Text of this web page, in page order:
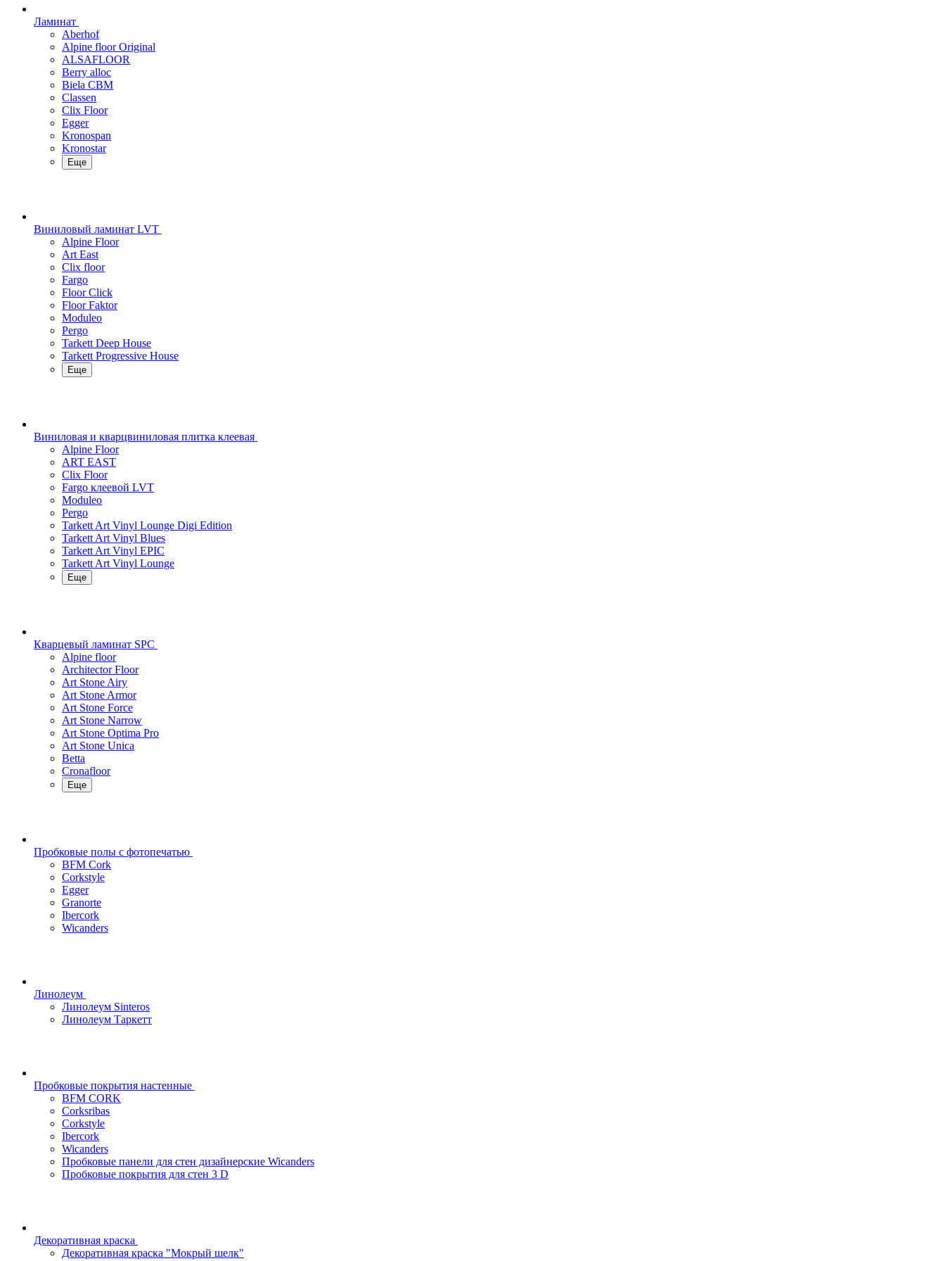
Ламинат
Aberhof
Alpine floor Original
ALSAFLOOR
Berry alloc
Biela CBM
Classen
Clix Floor
Egger
Kronospan
Kronostar
Еще
Виниловый ламинат LVT
Alpine Floor
Art East
Clix floor
Fargo
Floor Click
Floor Faktor
Moduleo
Pergo
Tarkett Deep House
Tarkett Progressive House
Еще
Виниловая и кварцвиниловая плитка клеевая
Alpine Floor
ART EAST
Clix Floor
Fargo клеевой LVT
Moduleo
Pergo
Tarkett Art Vinyl Lounge Digi Edition
Tarkett Art Vinyl Blues
Tarkett Art Vinyl EPIC
Tarkett Art Vinyl Lounge
Еще
Кварцевый ламинат SPC
Alpine floor
Architector Floor
Art Stone Airy
Art Stone Armor
Art Stone Force
Art Stone Narrow
Art Stone Optima Pro
Art Stone Unica
Betta
Cronafloor
Еще
Пробковые полы с фотопечатью
BFM Cork
Corkstyle
Egger
Granorte
Ibercork
Wicanders
Линолеум
Линолеум Sinteros
Линолеум Таркетт
Пробковые покрытия настенные
BFM CORK
Corksribas
Corkstyle
Ibercork
Wicanders
Пробковые панели для стен дизайнерские Wicanders
Пробковые покрытия для стен 3 D
Декоративная краска
Декоративная краска "Мокрый шелк"